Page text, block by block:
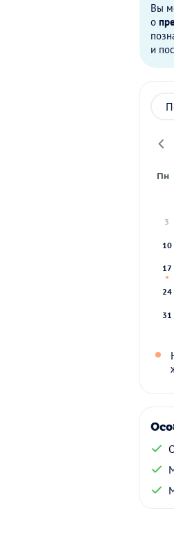
Вы
о
и
Пн
3
10
17
24
31